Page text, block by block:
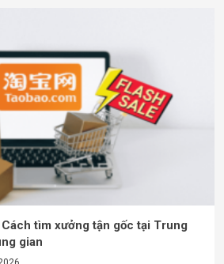
tìm xưởng tận gốc tại Trung
gian